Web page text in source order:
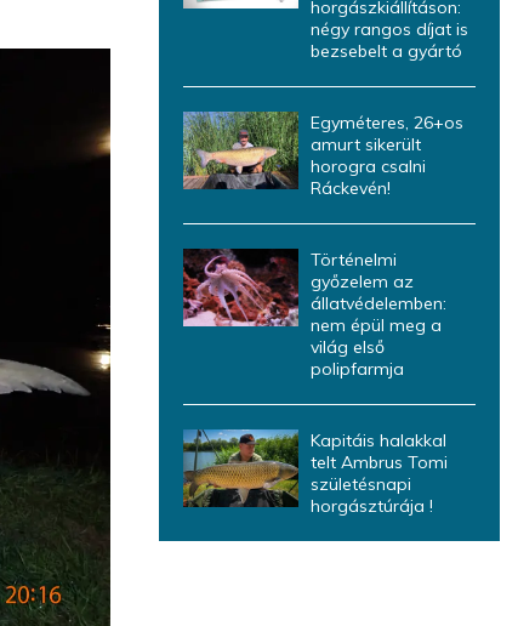
horgászkiállításon:
négy rangos díjat is
bezsebelt a gyártó
Egyméteres, 26+os
amurt sikerült
horogra csalni
Ráckevén!
Történelmi
győzelem az
állatvédelemben:
nem épül meg a
világ első
polipfarmja
Kapitáis halakkal
telt Ambrus Tomi
születésnapi
horgásztúrája !